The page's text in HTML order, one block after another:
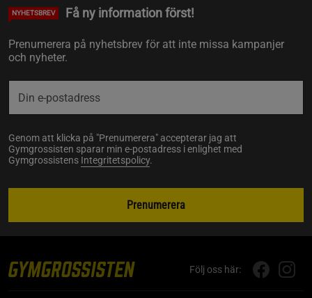
NYHETSBREV Få ny information först!
Prenumerera på nyhetsbrev för att inte missa kampanjer
och nyheter.
Genom att klicka på "Prenumerera" accepterar jag att
Gymgrossisten sparar min e-postadress i enlighet med
Gymgrossistens Integritetspolicy.
Prenumerera
Följ oss här: